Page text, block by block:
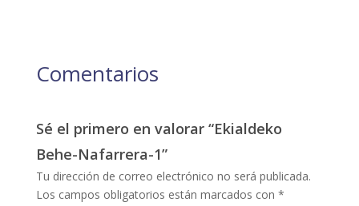
Comentarios
Sé el primero en valorar “Ekialdeko
Behe-Nafarrera-1”
Tu dirección de correo electrónico no será publicada.
Los campos obligatorios están marcados con *